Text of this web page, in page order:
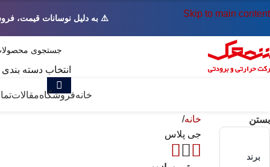
Skip to main content ⚠️ به دلیل نوسانات قیمت،
انتخاب دسته بندی
خانهفروشگاهمقالات
بستن
برند
خانه
جی پلاس